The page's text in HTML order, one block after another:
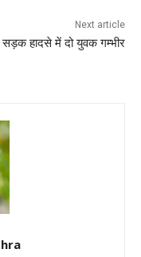
Next article
सड़क हादसे में दो युवक गम्भीर